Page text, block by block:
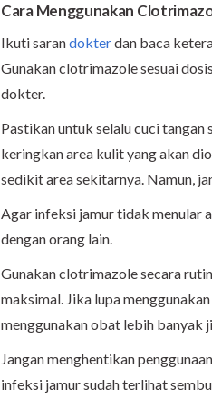
Cara Menggunakan
Ikuti sarandokterdan baca
Gunakan clotrimazole sesuai
dokter.
Pastikan untuk selalu cuci tangan
keringkan area kulit yang akan
sedikit area sekitarnya. Namun,
Agar infeksi jamur tidak menular
dengan orang lain.
Gunakan clotrimazole secara
maksimal. Jika lupa
menggunakan obat lebih banyak
Jangan menghentikan
infeksi jamur sudah terlihat